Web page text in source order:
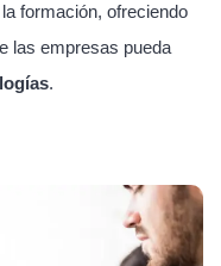
formación, ofreciendo
las empresas pueda
.